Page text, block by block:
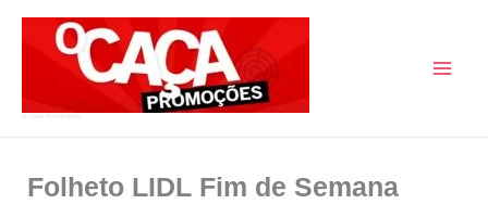
Folheto LIDL Fim de Semana